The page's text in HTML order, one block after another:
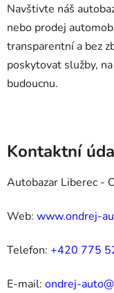
Navštivte náš
nebo prodej
transparentní a bez
poskytovat služby,
budoucnu.
Kontaktní
Autobazar Liberec -
Web: www.ondrej-
Telefon: +420 775
E-mail: ondrej-